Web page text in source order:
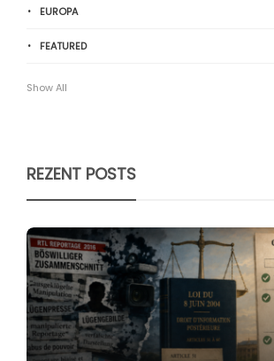
EUROPA
FEATURED
Show All
REZENT POSTS